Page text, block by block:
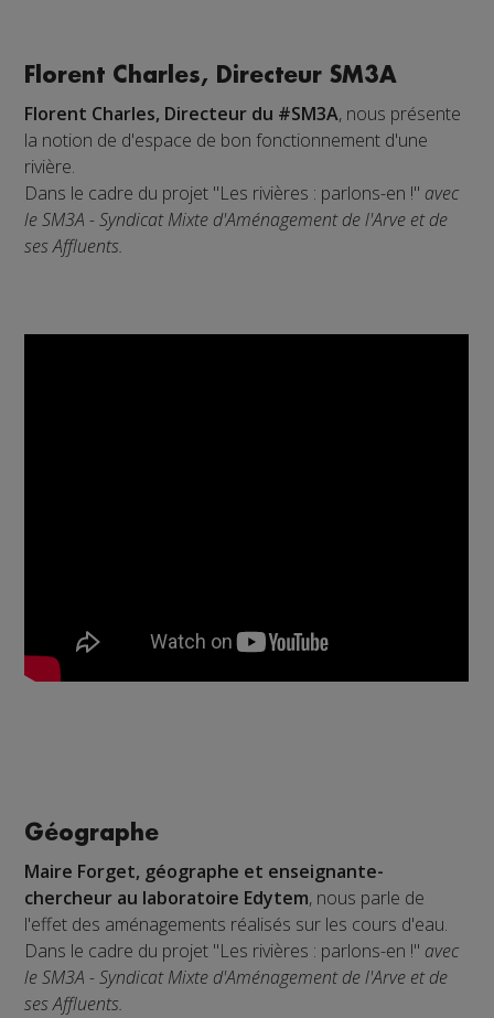
Florent Charles, Directeur SM3A
Florent Charles, Directeur du #SM3A, nous présente
la notion de d'espace de bon fonctionnement d'une
rivière.
Dans le cadre du projet "Les rivières : parlons-en !" avec
le SM3A - Syndicat Mixte d'Aménagement de l'Arve et de
ses Affluents.
Géographe
Maire Forget, géographe et enseignante-
chercheur au laboratoire Edytem, nous parle de
l'effet des aménagements réalisés sur les cours d'eau.
Dans le cadre du projet "Les rivières : parlons-en !" avec
le SM3A - Syndicat Mixte d'Aménagement de l'Arve et de
ses Affluents.